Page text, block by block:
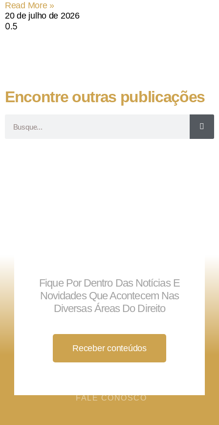
Read More »
20 de julho de 2026
Encontre outras publicações
Fique Por Dentro Das Notícias E
Novidades Que Acontecem Nas
Diversas Áreas Do Direito
Receber conteúdos
FALE CONOSCO